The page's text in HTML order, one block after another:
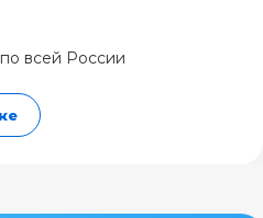
всей России